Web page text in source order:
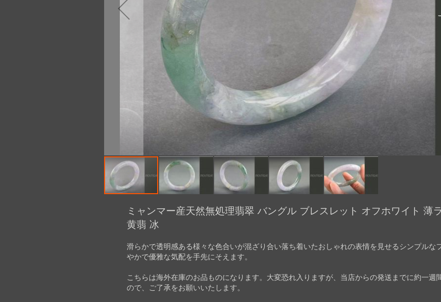
beginning
ミャンマー産天然無処理翡翠 バングル ブレスレット オフホワイト 薄
黄翡 冰
滑らかで透明感ある様々な色合いが混ざり合い落ち着いたおしゃれの表情を見せるシンプルな
やかで優雅な気配を手先にそえます。
こちらは海外在庫のお品ものになります。大変恐れ入りますが、当店からの発送までに約一週
ので、ご了承をお願いいたします。